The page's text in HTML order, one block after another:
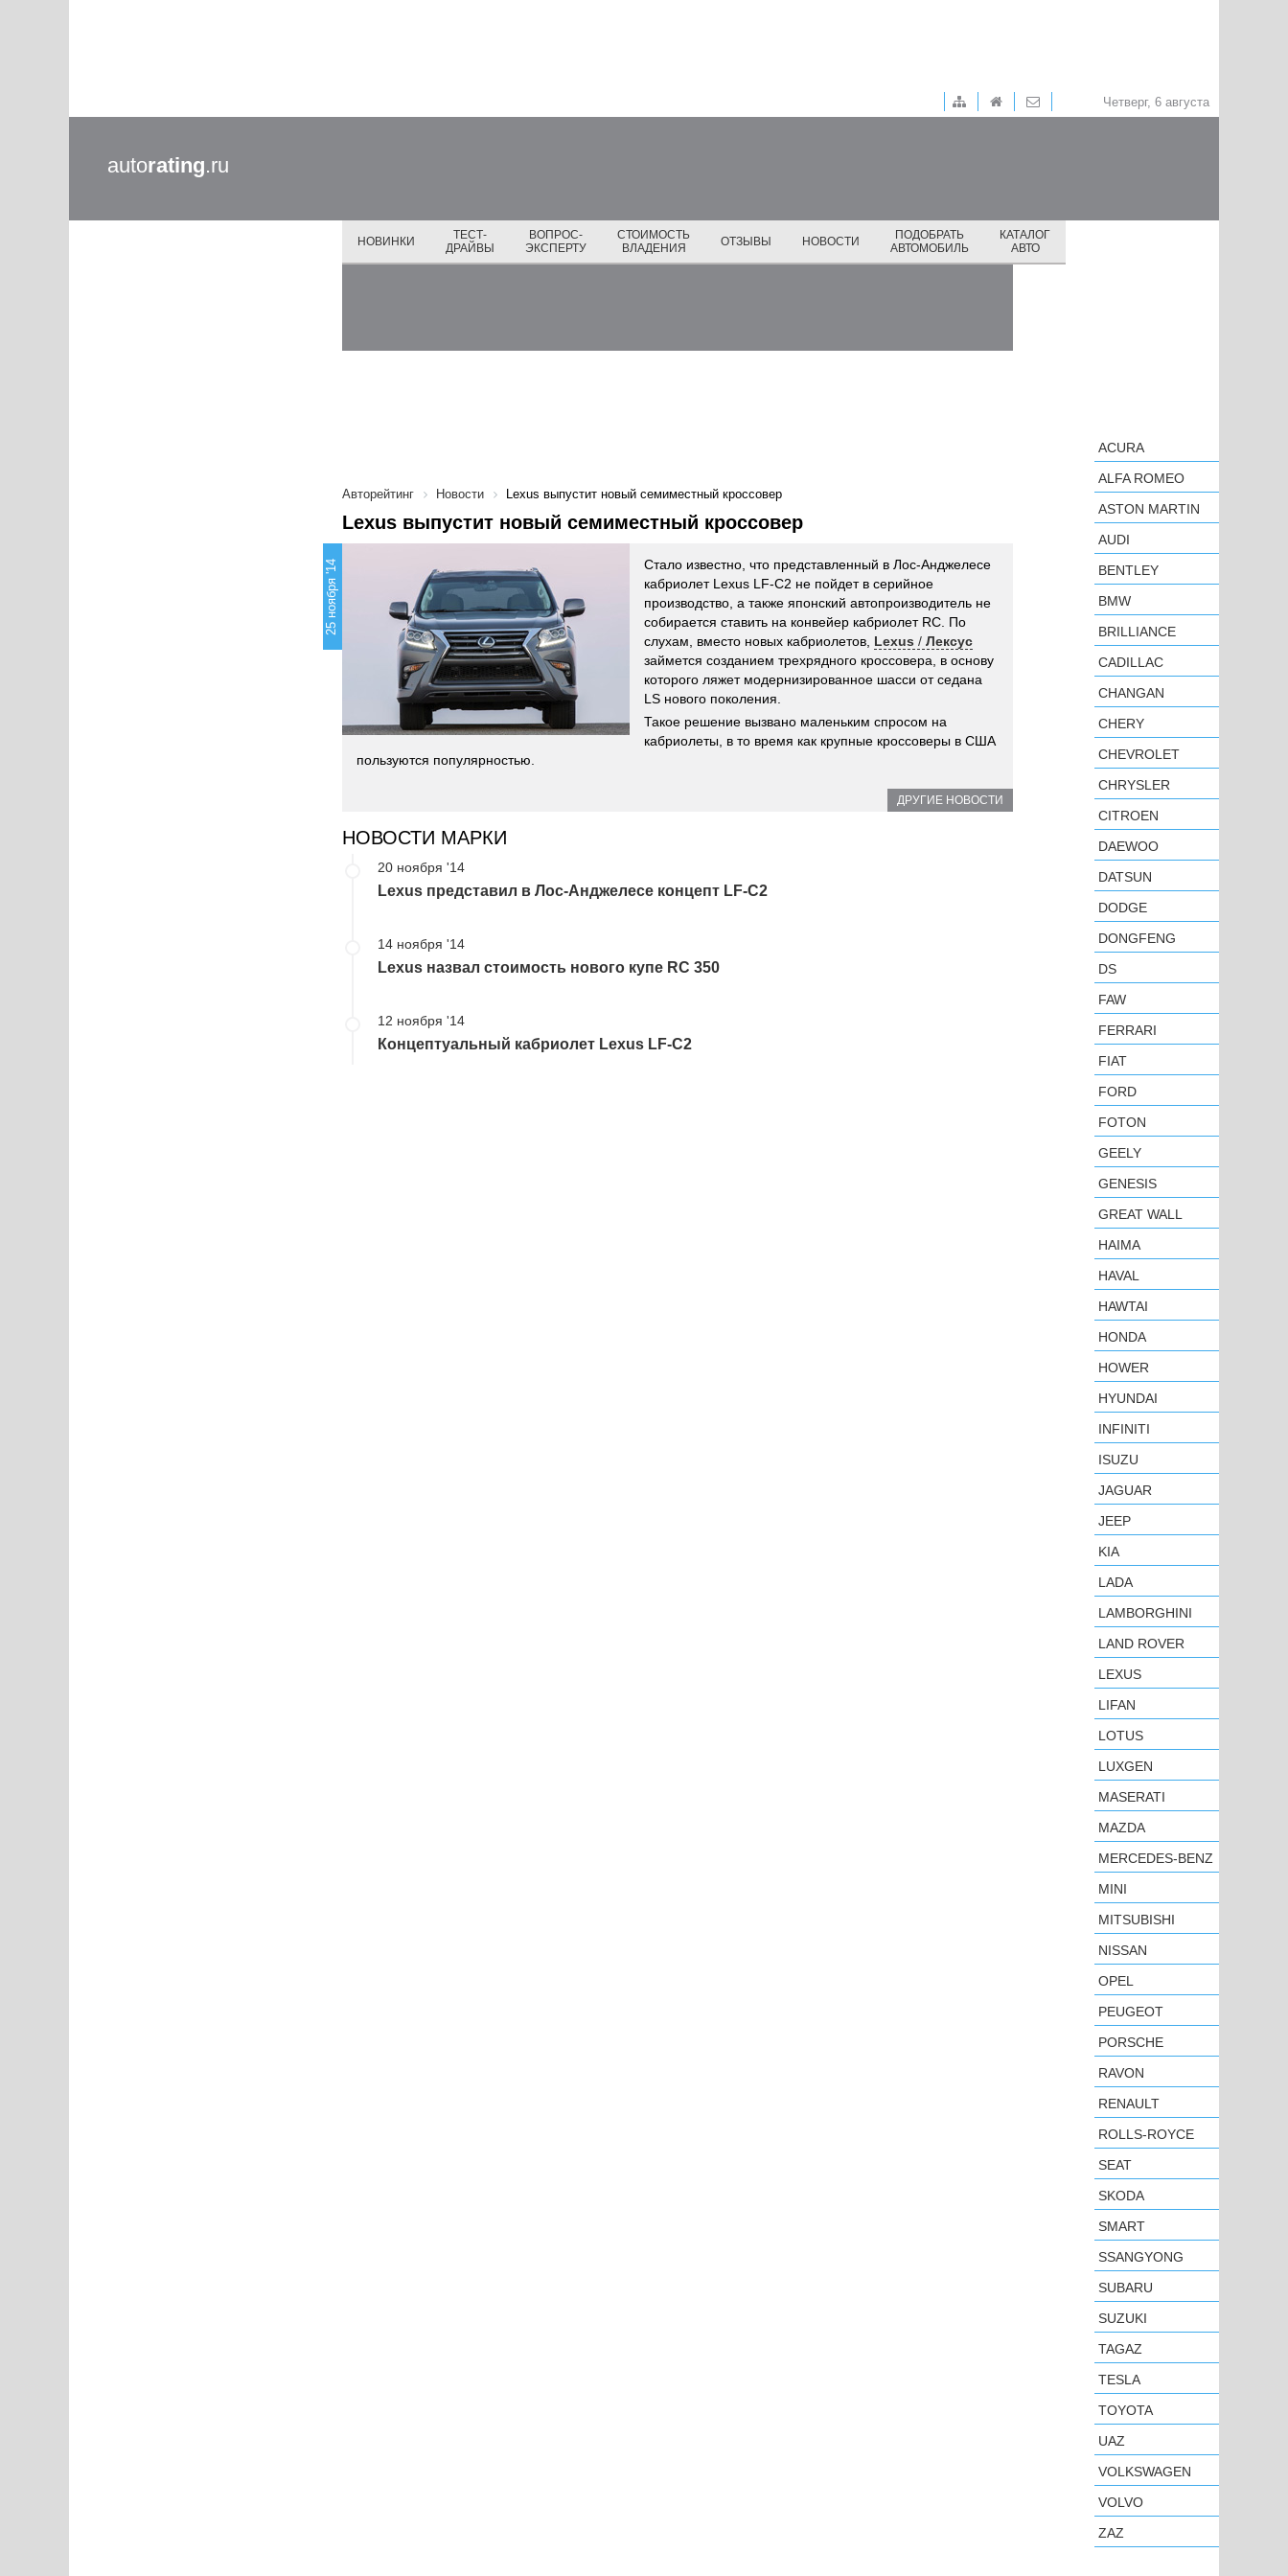
Четверг, 6 августа
autorating.ru
НОВИНКИ
ТЕСТ-
ДРАЙВЫ
ВОПРОС-
ЭКСПЕРТУ
СТОИМОСТЬ
ВЛАДЕНИЯ
ОТЗЫВЫ НОВОСТИ
ПОДОБРАТЬ
АВТОМОБИЛЬ
КАТАЛОГ
АВТО
Авторейтинг Новости Lexus выпустит новый семиместный кроссовер
Lexus выпустит новый семиместный кроссовер
25 ноября '14
Стало известно, что представленный в Лос-Анджелесе
кабриолет Lexus LF-C2 не пойдет в серийное
производство, а также японский автопроизводитель не
собирается ставить на конвейер кабриолет RC. По
слухам, вместо новых кабриолетов, Lexus / Лексус
займется созданием трехрядного кроссовера, в основу
которого ляжет модернизированное шасси от седана
LS нового поколения.
Такое решение вызвано маленьким спросом на
кабриолеты, в то время как крупные кроссоверы в США
пользуются популярностью.
ДРУГИЕ НОВОСТИ
НОВОСТИ МАРКИ
20 ноября '14
Lexus представил в Лос-Анджелесе концепт LF-C2
14 ноября '14
Lexus назвал стоимость нового купе RC 350
12 ноября '14
Концептуальный кабриолет Lexus LF-C2
ACURA
ALFA ROMEO
ASTON MARTIN
AUDI
BENTLEY
BMW
BRILLIANCE
CADILLAC
CHANGAN
CHERY
CHEVROLET
CHRYSLER
CITROEN
DAEWOO
DATSUN
DODGE
DONGFENG
DS
FAW
FERRARI
FIAT
FORD
FOTON
GEELY
GENESIS
GREAT WALL
HAIMA
HAVAL
HAWTAI
HONDA
HOWER
HYUNDAI
INFINITI
ISUZU
JAGUAR
JEEP
KIA
LADA
LAMBORGHINI
LAND ROVER
LEXUS
LIFAN
LOTUS
LUXGEN
MASERATI
MAZDA
MERCEDES-BENZ
MINI
MITSUBISHI
NISSAN
OPEL
PEUGEOT
PORSCHE
RAVON
RENAULT
ROLLS-ROYCE
SEAT
SKODA
SMART
SSANGYONG
SUBARU
SUZUKI
TAGAZ
TESLA
TOYOTA
UAZ
VOLKSWAGEN
VOLVO
ZAZ